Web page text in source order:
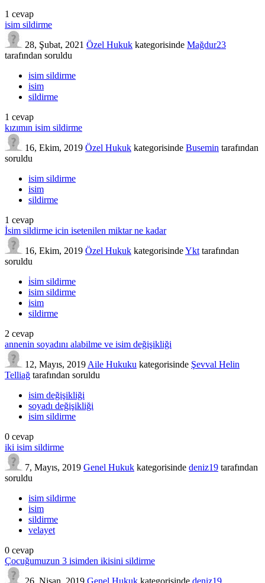
1 cevap
isim sildirme
28, Şubat, 2021 Özel Hukuk kategorisinde Mağdur23
tarafından soruldu
isim sildirme
isim
sildirme
1 cevap
kızımın isim sildirme
16, Ekim, 2019 Özel Hukuk kategorisinde Busemin tarafından
soruldu
isim sildirme
isim
sildirme
1 cevap
İsim sildirme icin isetenilen miktar ne kadar
16, Ekim, 2019 Özel Hukuk kategorisindeYkt tarafından
soruldu
i̇sim sildirme
isim sildirme
isim
sildirme
2 cevap
annenin soyadını alabilme ve isim değişikliği
12, Mayıs, 2019 Aile Hukuku kategorisinde Şevval Helin
Telliağ tarafından soruldu
isim değişikliği
soyadı değişikliği
isim sildirme
0 cevap
iki isim sildirme
7, Mayıs, 2019 Genel Hukuk kategorisinde deniz19 tarafından
soruldu
isim sildirme
isim
sildirme
velayet
0 cevap
Çocuğumuzun 3 isimden ikisini sildirme
26, Nisan, 2019 Genel Hukuk kategorisinde deniz19